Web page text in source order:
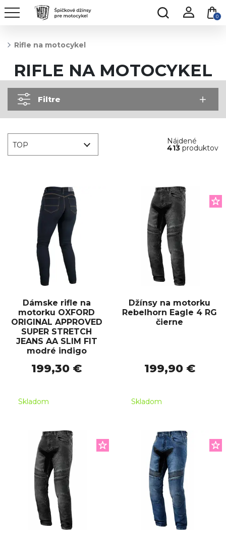
0
Rifle na motocykel
RIFLE NA MOTOCYKEL
Filtre
Nájdené
413 produktov
TOP
Dámske rifle na
motorku OXFORD
ORIGINAL APPROVED
SUPER STRETCH
JEANS AA SLIM FIT
modré indigo
199,30 €
Skladom
Džínsy na motorku
Rebelhorn Eagle 4 RG
čierne
199,90 €
Skladom